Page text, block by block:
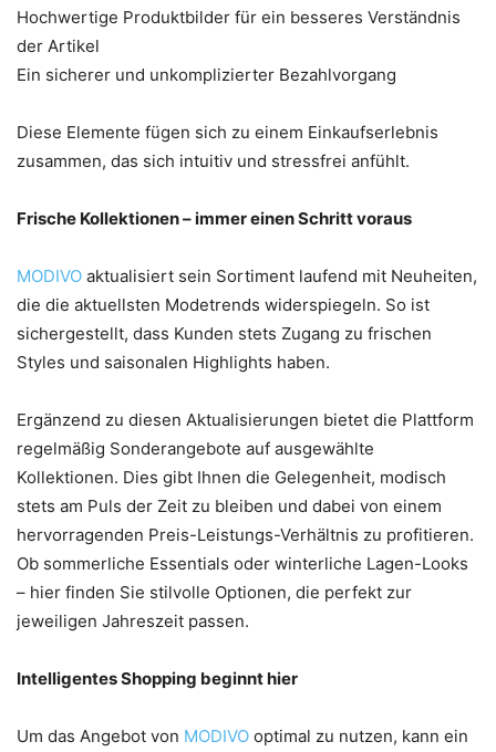
Hochwertige Produktbilder für ein besseres Verständnis
der Artikel
Ein sicherer und unkomplizierter Bezahlvorgang
Diese Elemente fügen sich zu einem Einkaufserlebnis
zusammen, das sich intuitiv und stressfrei anfühlt.
Frische Kollektionen – immer einen Schritt voraus
MODIVO aktualisiert sein Sortiment laufend mit Neuheiten,
die die aktuellsten Modetrends widerspiegeln. So ist
sichergestellt, dass Kunden stets Zugang zu frischen
Styles und saisonalen Highlights haben.
Ergänzend zu diesen Aktualisierungen bietet die Plattform
regelmäßig Sonderangebote auf ausgewählte
Kollektionen. Dies gibt Ihnen die Gelegenheit, modisch
stets am Puls der Zeit zu bleiben und dabei von einem
hervorragenden Preis-Leistungs-Verhältnis zu profitieren.
Ob sommerliche Essentials oder winterliche Lagen-Looks
– hier finden Sie stilvolle Optionen, die perfekt zur
jeweiligen Jahreszeit passen.
Intelligentes Shopping beginnt hier
Um das Angebot von MODIVO optimal zu nutzen, kann ein